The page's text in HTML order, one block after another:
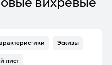
Эскизы
лист